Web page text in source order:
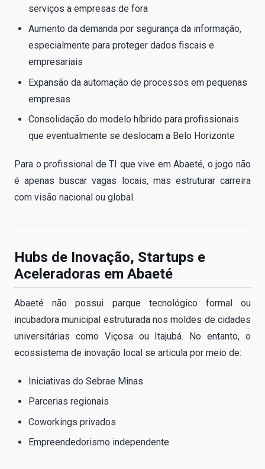
serviços a empresas de fora
Aumento da demanda por segurança da informação,
especialmente para proteger dados fiscais e
empresariais
Expansão da automação de processos em pequenas
empresas
Consolidação do modelo híbrido para profissionais
que eventualmente se deslocam a Belo Horizonte
Para o profissional de TI que vive em Abaeté, o jogo não
é apenas buscar vagas locais, mas estruturar carreira
com visão nacional ou global.
Hubs de Inovação, Startups e
Aceleradoras em Abaeté
Abaeté não possui parque tecnológico formal ou
incubadora municipal estruturada nos moldes de cidades
universitárias como Viçosa ou Itajubá. No entanto, o
ecossistema de inovação local se articula por meio de:
Iniciativas do Sebrae Minas
Parcerias regionais
Coworkings privados
Empreendedorismo independente